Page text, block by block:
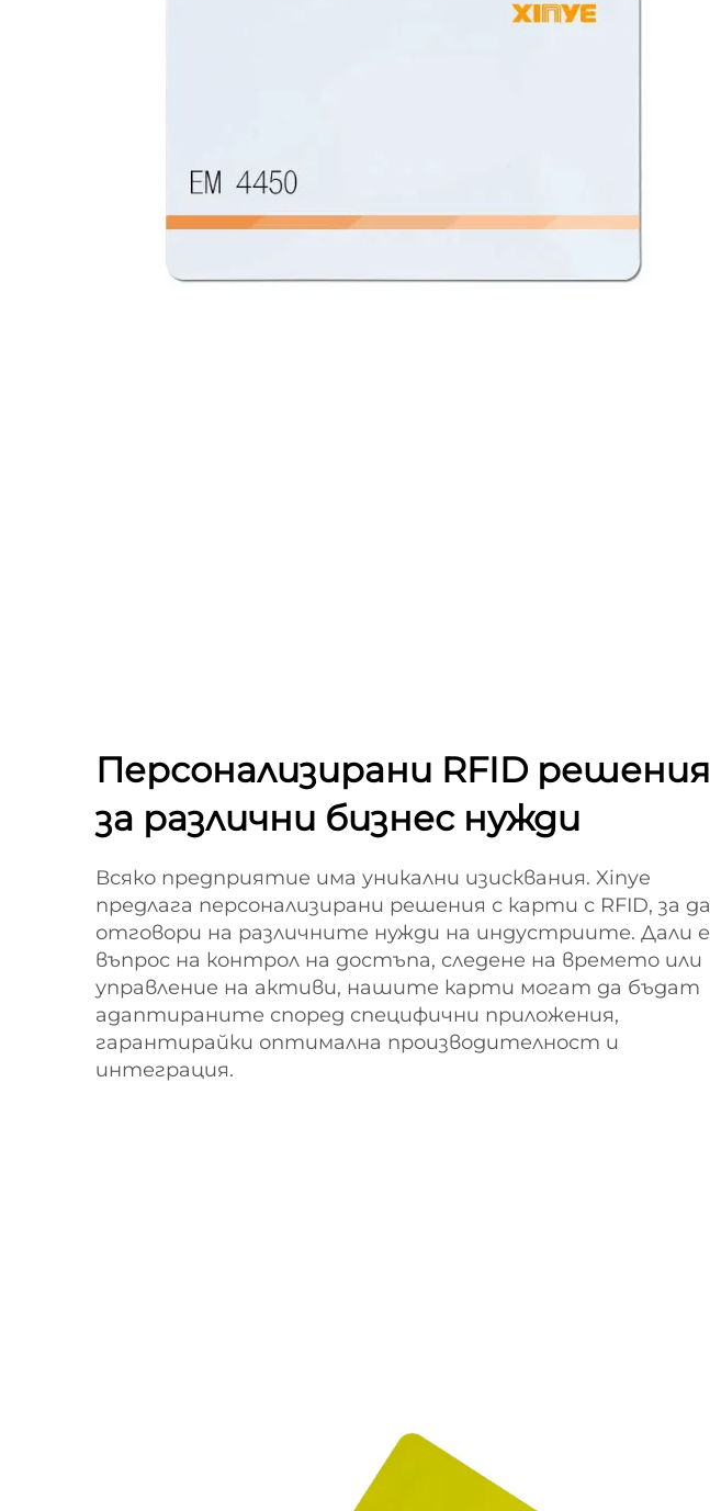
Персонализирани RFID решения
за различни бизнес нужди
Всяко предприятие има уникални изисквания. Xinye
предлага персонализирани решения с карти с RFID, за да
отговори на различните нужди на индустриите. Дали е
въпрос на контрол на достъпа, следене на времето или
управление на активи, нашите карти могат да бъдат
адаптираните според специфични приложения,
гарантирайки оптимална производителност и
интеграция.